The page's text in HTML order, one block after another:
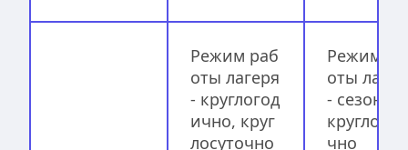
Режим раб
оты лагеря
- круглогод
ично, круг
лосуточно
Режим
оты
- сезонно,
чно